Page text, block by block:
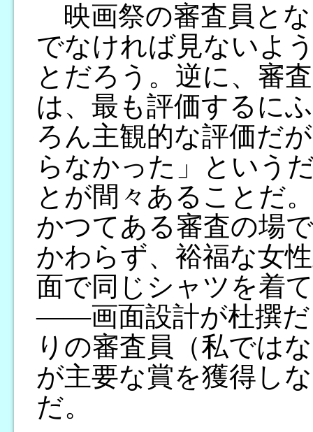
映画祭の審査員と
でなければ見ないよ
とだろう。逆に、審
は、最も評価するに
ろん主観的な評価だ
らなかった」という
とが間々あることだ
かつてある審査の場
かわらず、裕福な女
面で同じシャツを着
――画面設計が杜撰
りの審査員（私では
が主要な賞を獲得し
だ。